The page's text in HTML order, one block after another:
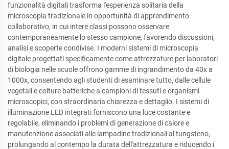
funzionalità digitali trasforma l'esperienza solitaria della
microscopia tradizionale in opportunità di apprendimento
collaborativo, in cui intere classi possono osservare
contemporaneamente lo stesso campione, favorendo discussioni,
analisi e scoperte condivise. I moderni sistemi di microscopia
digitale progettati specificamente come attrezzature per laboratori
di biologia nelle scuole offrono gamme di ingrandimento da 40x a
1000x, consentendo agli studenti di esaminare tutto, dalle cellule
vegetali e colture batteriche a campioni di tessuti e organismi
microscopici, con straordinaria chiarezza e dettaglio. I sistemi di
illuminazione LED integrati forniscono una luce costante e
regolabile, eliminando i problemi di generazione di calore e
manutenzione associati alle lampadine tradizionali al tungsteno,
prolungando al contempo la durata dell'attrezzatura e riducendo i